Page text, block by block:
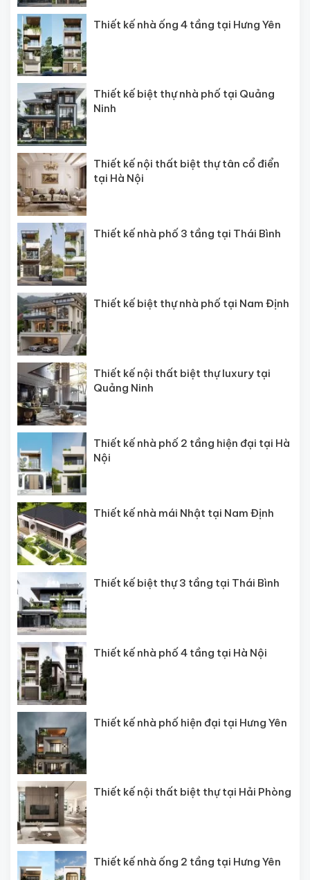
Thiết kế nhà ống 4 tầng tại Hưng Yên
Thiết kế biệt thự nhà phố tại Quảng
Ninh
Thiết kế nội thất biệt thự tân cổ điển
tại Hà Nội
Thiết kế nhà phố 3 tầng tại Thái Bình
Thiết kế biệt thự nhà phố tại Nam Định
Thiết kế nội thất biệt thự luxury tại
Quảng Ninh
Thiết kế nhà phố 2 tầng hiện đại tại Hà
Nội
Thiết kế nhà mái Nhật tại Nam Định
Thiết kế biệt thự 3 tầng tại Thái Bình
Thiết kế nhà phố 4 tầng tại Hà Nội
Thiết kế nhà phố hiện đại tại Hưng Yên
Thiết kế nội thất biệt thự tại Hải Phòng
Thiết kế nhà ống 2 tầng tại Hưng Yên